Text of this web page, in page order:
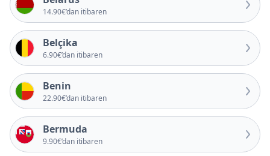
14.90€’dan itibaren
Belçika
6.90€’dan itibaren
Benin
22.90€’dan itibaren
Bermuda
9.90€’dan itibaren